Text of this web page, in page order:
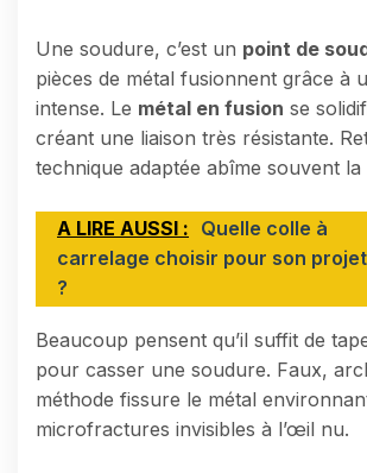
Une soudure, c’est un point de
pièces de métal fusionnent grâce à
intense. Le métal en fusion se
créant une liaison très résistante.
technique adaptée abîme souvent la
A LIRE AUSSI : Quelle colle à
carrelage choisir pour son projet
?
Beaucoup pensent qu’il suffit de
pour casser une soudure. Faux,
méthode fissure le métal
microfractures invisibles à l’œil nu.